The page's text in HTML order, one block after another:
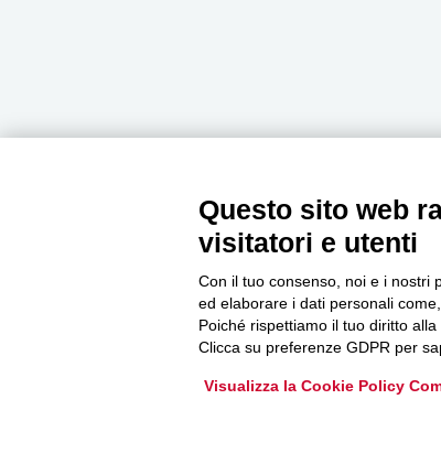
Newsletter
Accedi o iscriviti alla nostra Newsletter Legacoop
Informazioni per restare sempre aggiornati sul
mondo della cooperazione.
Questo sito web
visitatori e utenti
Con il tuo consenso, noi e i nostri
ed elaborare i dati personali
Poiché rispettiamo il tuo diritto
Clicca su preferenze GDPR per
Visualizza la Cookie Policy